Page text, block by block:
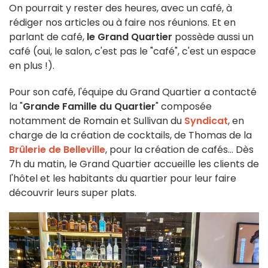
On pourrait y rester des heures, avec un café, à
rédiger nos articles ou à faire nos réunions. Et en
parlant de café, le Grand Quartier possède aussi un
café (oui, le salon, c'est pas le "café", c'est un espace
en plus !).
Pour son café, l'équipe du Grand Quartier a contacté
la "Grande Famille du Quartier" composée
notamment de Romain et Sullivan du Syndicat, en
charge de la création de cocktails, de Thomas de la
Brûlerie de Belleville, pour la création de cafés... Dès
7h du matin, le Grand Quartier accueille les clients de
l'hôtel et les habitants du quartier pour leur faire
découvrir leurs super plats.